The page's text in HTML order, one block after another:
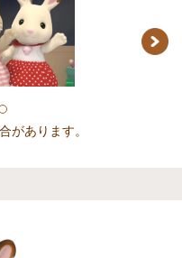
Next
があります。